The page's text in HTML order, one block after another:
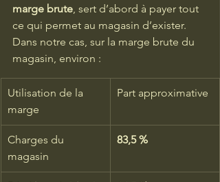
marge brute, sert d’abord à payer tout
ce qui permet au magasin d’exister.
Dans notre cas, sur la marge brute du
magasin, environ :
Utilisation de la
marge
Part approximative
Charges du
magasin
83,5 %